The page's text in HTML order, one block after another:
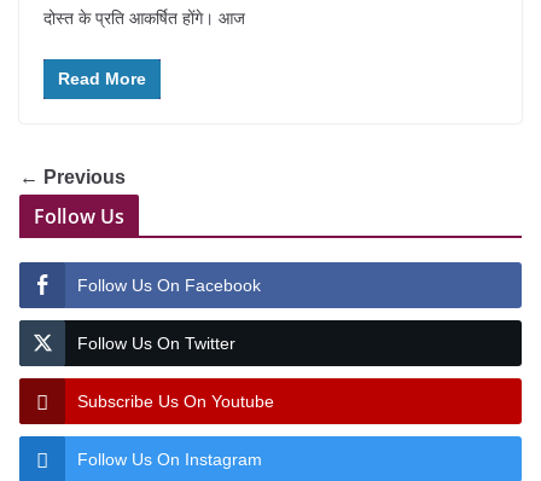
दोस्त के प्रति आकर्षित होंगे। आज
Read More
← Previous
Follow Us
Follow Us On Facebook
Follow Us On Twitter
Subscribe Us On Youtube
Follow Us On Instagram